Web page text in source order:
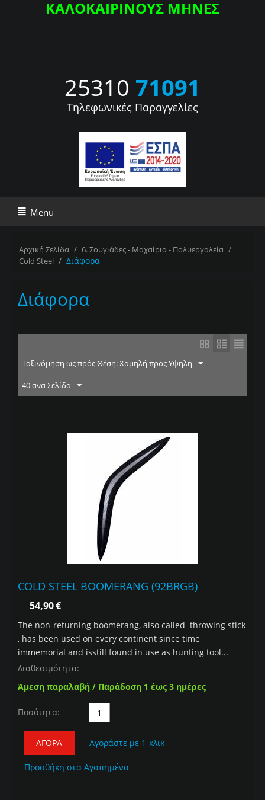
ΚΑΛΟΚΑΙΡΙΝΟΥΣ ΜΗΝΕΣ
25310 71091
Τηλεφωνικές Παραγγελίες
Menu
Αρχική Σελίδα / 6. Σουγιάδες - Μαχαίρια - Πολυεργαλεία /
Cold Steel / Διάφορα
Διάφορα
Ταξινόμηση ως πρός Θέση: Χαμηλή προς Υψηλή
40 ανα Σελίδα
COLD STEEL BOOMERANG (92BRGB)
54,90€
The non-returning boomerang, also called throwing stick
, has been used on every continent since time
immemorial and isstill found in use as hunting tool...
Διαθεσιμότητα:
Άμεση παραλαβή / Παράδοση 1 έως 3 ημέρες
Ποσότητα:
ΑΓΟΡΆ Αγοράστε με 1-κλικ
Προσθήκη στα Αγαπημένα